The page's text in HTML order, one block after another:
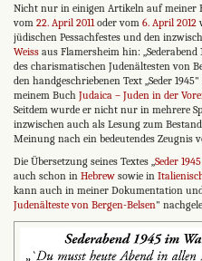
Nicht nur in einigen Artikeln auf meiner
vom 22. April 2011oder vom 6. April 2012
jüdischen Pessachfestes und den
Weiss aus Flamersheim hin:
des charismatischen Judenältesten von
den handgeschriebenen Text „Seder
meinem Buch Judaica – Juden in der
Seitdem wurde er nicht nur in mehrere
inzwischen auch als Lesung zum
Meinung nach ein bedeutendes Zeugnis
Die Übersetzung seines Textes „Seder
auch schon in Hebrew sowie in
kann auch in meiner Dokumentation
Judenälteste von Bergen-Belsen"